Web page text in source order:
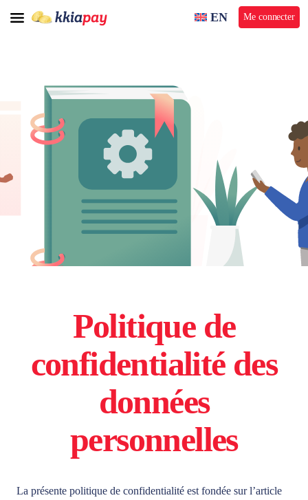
EN Me connecter
Politique de
confidentialité des
données
personnelles
La présente politique de confidentialité est fondée sur l’article